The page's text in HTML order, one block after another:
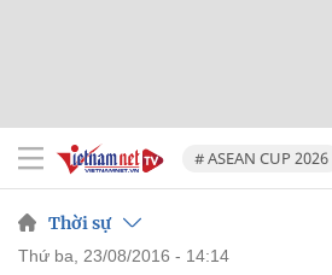
# ASEAN CUP 2026
Thời sự
thứ ba, 23/08/2016 - 14:14